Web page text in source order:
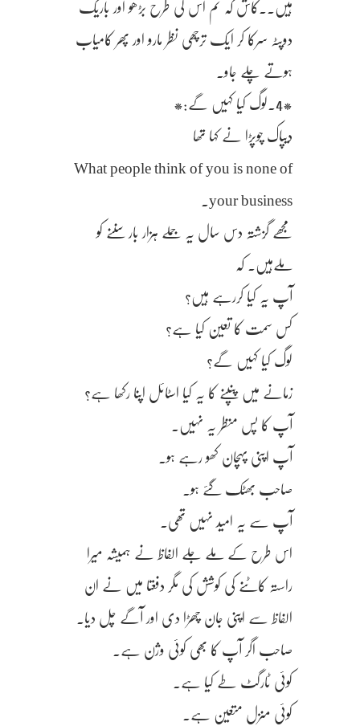
دوپٹہ سرکا کر ایک ترچھی نظر مارو اور پھر کامیاب
ہوتے چلے جاو.
*4.لوگ کیا کہیں گے:*
دیپاک چوپڑا نے کہا تھا
What people think of you is none of
your business.
مجھے گزشتہ دس سال یہ جملے ہزار بار سننے کو
ملےہیں. کہ
آپ یہ کیا کررہے ہیں؟
کس سمت کا تعین کیا ہے؟
لوگ کیا کہیں گے؟
زمانے میں پنپنے کا یہ کیا اسٹائل اپنا رکھا ہے؟
آپ کا پس منظر یہ نہیں.
آپ اپنی پہچان کھو رہے ہو.
صاحب بھٹک گئے ہو.
آپ سے یہ امید نہیں تھی.
اس طرح کے ملے جلے الفاظ نے ہمیشہ میرا
راستہ کاٹنے کی کوشش کی مگر دفعتا میں نے ان
الفاظ سے اپنی جان چھڑا دی اور آگے چل دیا.
صاحب اگر آپ کا بھی کوئی وژن ہے.
کوئی ٹارگٹ طے کیا ہے.
کوئی منزل متعین ہے.